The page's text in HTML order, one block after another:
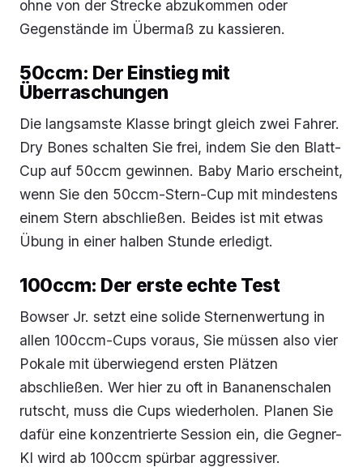
ohne von der Strecke abzukommen oder
Gegenstände im Übermaß zu kassieren.
50ccm: Der Einstieg mit
Überraschungen
Die langsamste Klasse bringt gleich zwei Fahrer.
Dry Bones schalten Sie frei, indem Sie den Blatt-
Cup auf 50ccm gewinnen. Baby Mario erscheint,
wenn Sie den 50ccm-Stern-Cup mit mindestens
einem Stern abschließen. Beides ist mit etwas
Übung in einer halben Stunde erledigt.
100ccm: Der erste echte Test
Bowser Jr. setzt eine solide Sternenwertung in
allen 100ccm-Cups voraus, Sie müssen also vier
Pokale mit überwiegend ersten Plätzen
abschließen. Wer hier zu oft in Bananenschalen
rutscht, muss die Cups wiederholen. Planen Sie
dafür eine konzentrierte Session ein, die Gegner-
KI wird ab 100ccm spürbar aggressiver.